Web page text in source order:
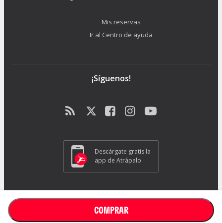
COMPRAR
Mis reservas
Ir al Centro de ayuda
¡Síguenos!
Descárgate gratis la
app de Atrápalo